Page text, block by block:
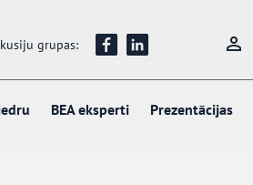
grupas:
BEA eksperti Prezentācijas